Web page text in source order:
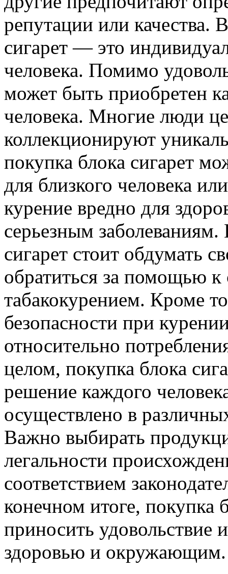
репутации или качества.
сигарет — это
человека. Помимо
может быть приобретен
человека. Многие люди
коллекционируют
покупка блока сигарет
для близкого человека
курение вредно для
серьезным
сигарет стоит обдумать
обратиться за помощью к
табакокурением. Кроме
безопасности при
относительно
целом, покупка блока
решение каждого
осуществлено в
Важно выбирать
легальности
соответствием
конечном итоге, покупка
приносить удовольствие
здоровью и окружающим.